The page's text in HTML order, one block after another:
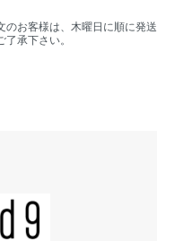
のお客様は、木曜日に順に発送
承下さい。